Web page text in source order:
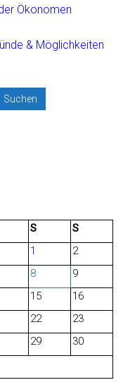
Ökonomen
& Möglichkeiten
S
S
1
2
8
9
15
16
22
23
29
30